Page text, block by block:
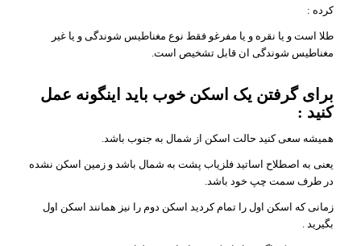
کرده :
طلا است و یا نقره و یا مفرغو فقط نوع مغناطیس شوندگی و یا غیر
مغناطیس شوندگی ان قابل تشخیص است.
برای گرفتن یک اسکن خوب باید اینگونه عمل
کنید :
همیشه سعی کنید حالت اسکن از شمال به جنوب باشد.
یعنی به اصطلاح اساتید فلزیاب پشت به شمال باشد و زمین اسکن نشده
در طرف سمت چپ خود باشد.
زمانی که اسکن اول را تمام کردید اسکن دوم را نیز همانند اسکن اول
بگیرید .